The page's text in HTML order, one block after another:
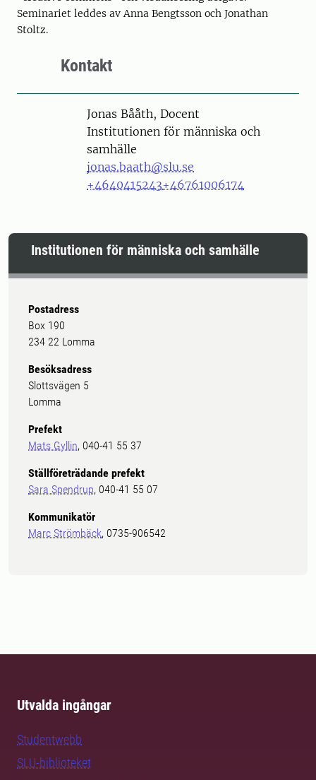
Seminariet leddes av Anna Bengtsson och Jonathan
Stoltz.
Kontakt
PersonJonas Bååth, Docent
Institutionen för människa och
samhälle
jonas.baath@slu.se
+4640415243+46761006174
Institutionen för människa och samhälle
Postadress
Box 190
234 22 Lomma
Besöksadress
Slottsvägen 5
Lomma
Prefekt
Mats Gyllin, 040-41 55 37
Ställföreträdande prefekt
Sara Spendrup, 040-41 55 07
Kommunikatör
Marc Strömbäck, 0735-906542
Utvalda ingångar
Studentwebb
SLU-biblioteket